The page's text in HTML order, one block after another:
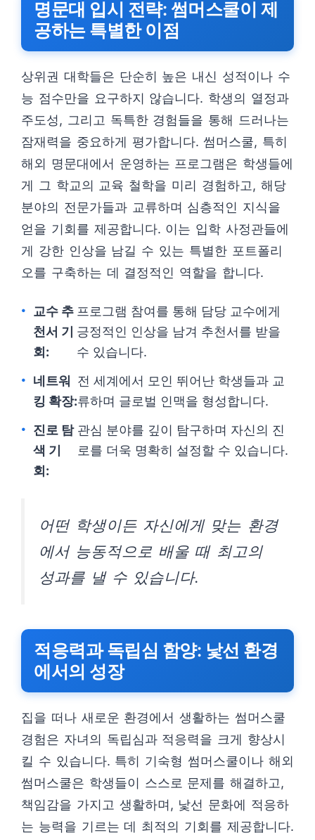
명문대 입시 전략: 썸머스쿨이 제
공하는 특별한 이점
상위권 대학들은 단순히 높은 내신 성적이나 수
능 점수만을 요구하지 않습니다. 학생의 열정과
주도성, 그리고 독특한 경험들을 통해 드러나는
잠재력을 중요하게 평가합니다. 썸머스쿨, 특히
해외 명문대에서 운영하는 프로그램은 학생들에
게 그 학교의 교육 철학을 미리 경험하고, 해당
분야의 전문가들과 교류하며 심층적인 지식을
얻을 기회를 제공합니다. 이는 입학 사정관들에
게 강한 인상을 남길 수 있는 특별한 포트폴리
오를 구축하는 데 결정적인 역할을 합니다.
교수 추
천서 기
회:
프로그램 참여를 통해 담당 교수에게
긍정적인 인상을 남겨 추천서를 받을
수 있습니다.
네트워
킹 확장:
전 세계에서 모인 뛰어난 학생들과 교
류하며 글로벌 인맥을 형성합니다.
진로 탐
색 기
회:
관심 분야를 깊이 탐구하며 자신의 진
로를 더욱 명확히 설정할 수 있습니다.
어떤 학생이든 자신에게 맞는 환경
에서 능동적으로 배울 때 최고의
성과를 낼 수 있습니다.
적응력과 독립심 함양: 낯선 환경
에서의 성장
집을 떠나 새로운 환경에서 생활하는 썸머스쿨
경험은 자녀의 독립심과 적응력을 크게 향상시
킬 수 있습니다. 특히 기숙형 썸머스쿨이나 해외
썸머스쿨은 학생들이 스스로 문제를 해결하고,
책임감을 가지고 생활하며, 낯선 문화에 적응하
는 능력을 기르는 데 최적의 기회를 제공합니다.